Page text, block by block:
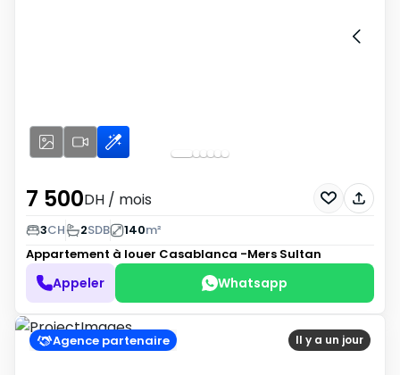
7 500DH / mois
3CH 2SDB 140m²
Appartement à louer Casablanca -Mers Sultan
Appeler Whatsapp
Il y a un jour
Agence partenaire